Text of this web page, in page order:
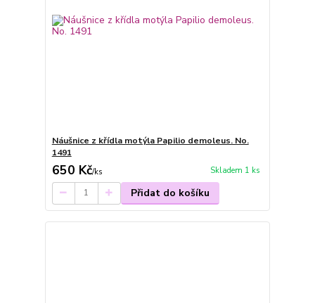
Náušnice z křídla motýla Papilio demoleus. No.
1491
650 Kč/ks Skladem 1 ks
Přidat do košíku